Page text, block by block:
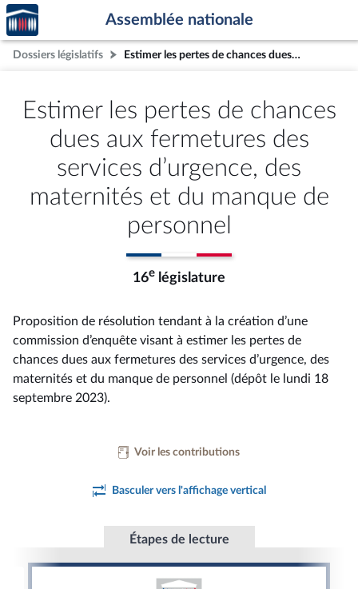
Aller au contenu
Aller en bas de la page
Accèder
à la
page
d'accueil
Assemblée nationale
Dossiers législatifs Estimer les pertes de chances dues aux fermetures des services d’urgence, des maternités et du manque de personnel
Estimer les pertes de chances
dues aux fermetures des
services d’urgence, des
maternités et du manque de
personnel
16e législature
Proposition de résolution tendant à la création d’une
commission d’enquête visant à estimer les pertes de
chances dues aux fermetures des services d’urgence, des
maternités et du manque de personnel (dépôt le lundi 18
septembre 2023).
Voir les contributions
Basculer vers l'affichage vertical
Étapes de lecture